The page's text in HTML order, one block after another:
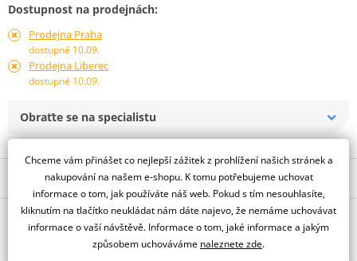
Dostupnost na prodejnách:
Prodejna Praha
dostupné 10.09.
Prodejna Liberec
dostupné 10.09.
Obraťte se na specialistu
Popis a parametry
Jsme autorizovaný
dealer značky PUIG
Z-Racing Screen For Aprilia TUONO 660 2021
O výrobci
Chceme vám přinášet co nejlepší zážitek z prohlížení našich stránek a
nakupování na našem e-shopu. K tomu potřebujeme uchovat
informace o tom, jak používáte náš web. Pokud s tím nesouhlasíte,
kliknutím na tlačítko neukládat nám dáte najevo, že nemáme uchovávat
informace o vaší návštěvě. Informace o tom, jaké informace a jakým
způsobem uchováváme naleznete zde.